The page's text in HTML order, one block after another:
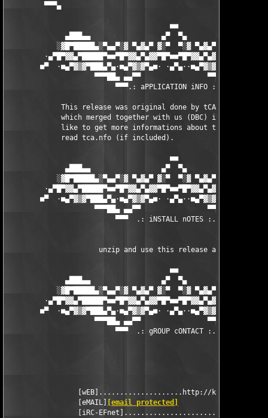
▀▀▀▄
                                       ■■
▄███▄▄                 ▄▀  ▀▄
░▓█▀█████▄░▀▄▄▀░▓ ▀▄▓▄▀ ▓░▀  ▀░▓ ▀▄▓▄▀
■▀  ·■▄▀▓▒▓▀███▄▀▄·■▄▀▓▒▓▀▄■·
                     ▀▀▀██▄ ▄▄▀▀                ▀▀▄▄ ▄██▀▀▀
                          ▀▀▀.: aPPLICATION iNFO :.▀▀▀
This release was original done by tCA (The
which merged together with us (DBC) in dec.2001.
like to get more informations about this release
             read tca.nfo (if included).
                                       ■■
▄███▄▄                 ▄▀  ▀▄
░▓█▀█████▄░▀▄▄▀░▓ ▀▄▓▄▀ ▓░▀  ▀░▓ ▀▄▓▄▀
■▀  ·■▄▀▓▒▓▀███▄▀▄·■▄▀▓▒▓▀▄■·
                     ▀▀▀██▄ ▄▄▀▀                ▀▀▄▄ ▄██▀▀▀
                          ▀▀▀  .: iNSTALL nOTES :. ▀▀▀
                      unzip and use this release as always
                                       ■■
▄███▄▄                 ▄▀  ▀▄
░▓█▀█████▄░▀▄▄▀░▓ ▀▄▓▄▀ ▓░▀  ▀░▓ ▀▄▓▄▀
■▀  ·■▄▀▓▒▓▀███▄▀▄·■▄▀▓▒▓▀▄■·
                     ▀▀▀██▄ ▄▄▀▀                ▀▀▄▄ ▄██▀▀▀
                          ▀▀▀  .: gROUP cONTACT :. ▀▀▀
                 [wEB]....................http://kickme.to/dbc
                 [eMAIL]
[email protected]
                 [iRC-EFnet]..............................#DBC